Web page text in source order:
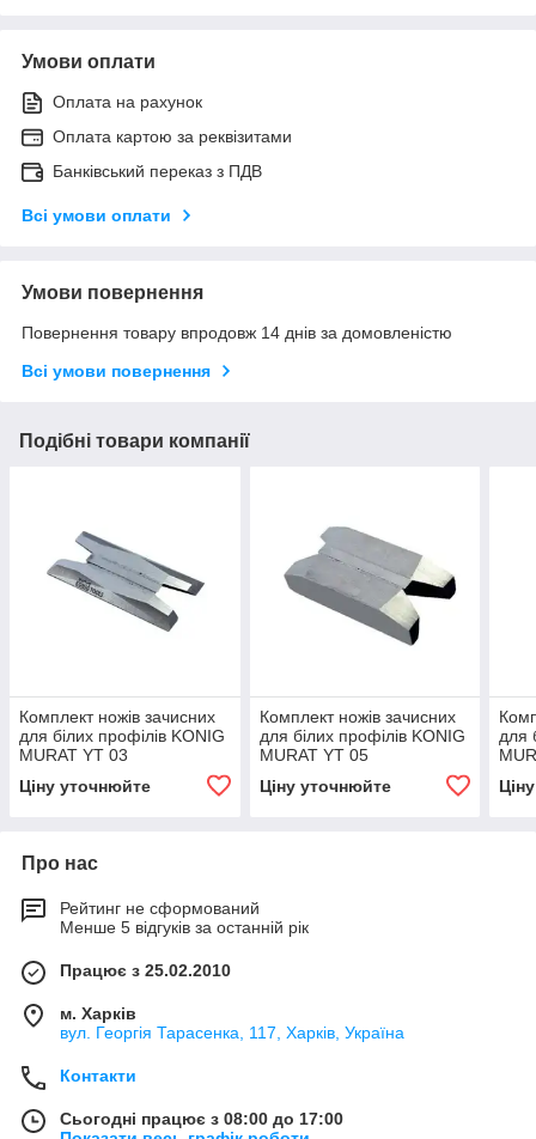
Умови оплати
Оплата на рахунок
Оплата картою за реквізитами
Банківський переказ з ПДВ
Всі умови оплати
Умови повернення
Повернення товару впродовж 14 днів за домовленістю
Всі умови повернення
Подібні товари компанії
Комплект ножів зачисних
для білих профілів KONIG
MURAT YT 03
Ціну уточнюйте
Комплект ножів зачисних
для білих профілів KONIG
MURAT YT 05
Ціну уточнюйте
для
Про нас
Рейтинг не сформований
Менше 5 відгуків за останній рік
Працює з 25.02.2010
м. Харків
вул. Георгія Тарасенка, 117, Харків, Україна
Контакти
Сьогодні працює з 08:00 до 17:00